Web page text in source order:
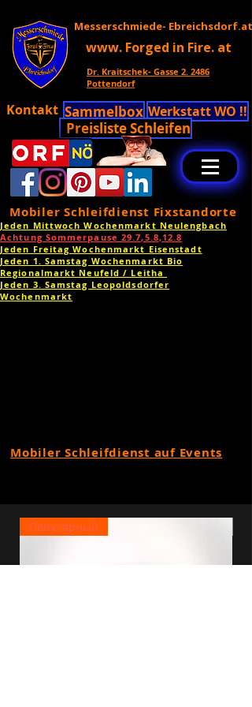
Messerschmiede- Ebreichsdorf.at
www. Forged in Fire. at
Dr. Kraitschek- Gasse 2. 2486
Pottendorf
Kontakt Sammelbox Werkstatt WO !!
Preisliste Schleifen
Mobiler Schleifdienst Fixstandorte
Jeden Mittwoch Wochenmarkt Neulengbach
Achtung Sommerpause 29.7,5.8,12.8
Jeden Freitag Wochenmarkt Eisenstadt
Jeden 1. Samstag Wochenmarkt Bio
Regionalmarkt Neufeld / Leitha
Jeden 3. Samstag Leopoldsdorfer
Wochenmarkt
Mobiler Schleifdienst auf Events
Популярный